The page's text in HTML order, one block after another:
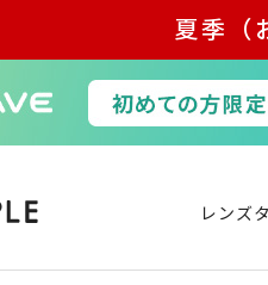
夏季（
レンズ